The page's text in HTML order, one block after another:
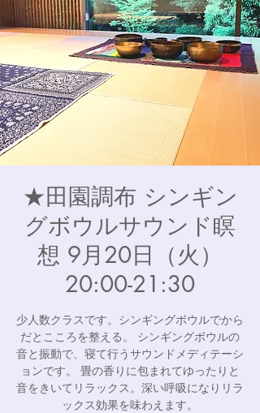
★田園調布 シンギン
グボウルサウンド瞑
想 9月20日（火）
20:00-21:30
少人数クラスです。シンギングボウルでから
だとこころを整える。 シンギングボウルの
音と振動で、寝て行うサウンドメディテーシ
ョンです。 畳の香りに包まれてゆったりと
音をきいてリラックス。深い呼吸になりリラ
ックス効果を味わえます。